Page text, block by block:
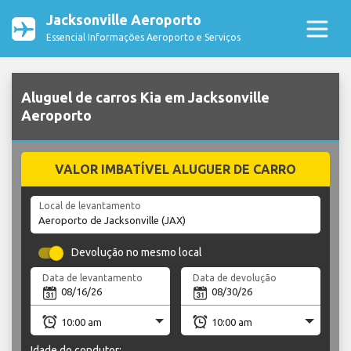
Jacksonville Aeroporto
Essencial Informações Aeroporto e Serviços
Aluguel de carros Kia em Jacksonville
Aeroporto
VALOR IMBATÍVEL ALUGUER DE CARRO
Local de levantamento
Devolução no mesmo local
Data de levantamento Data de devolução